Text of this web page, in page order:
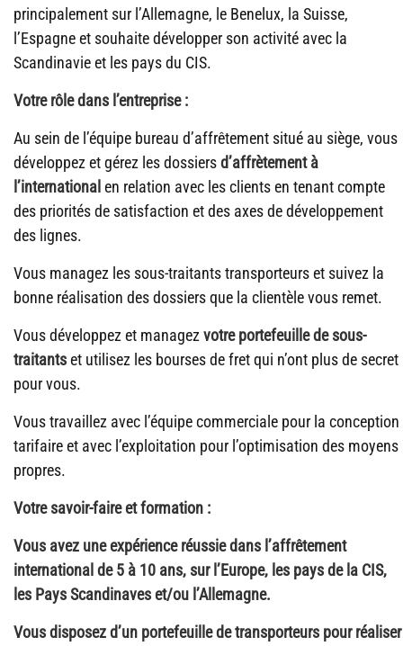
principalement sur l’Allemagne, le Benelux, la Suisse,
l’Espagne et souhaite développer son activité avec la
Scandinavie et les pays du CIS.
Votre rôle dans l’entreprise :
Au sein de l’équipe bureau d’affrêtement situé au siège, vous
développez et gérez les dossiersd’affrètement à
l’international en relation avec les clients en tenant compte
des priorités de satisfaction et des axes de développement
des lignes.
Vous managez les sous-traitants transporteurs et suivez la
bonne réalisation des dossiers que la clientèle vous remet.
Vous développez et managez votre portefeuille de sous-
traitantset utilisez les bourses de fret qui n’ont plus de secret
pour vous.
Vous travaillez avec l’équipe commerciale pour la conception
tarifaire et avec l’exploitation pour l’optimisation des moyens
propres.
Votre savoir-faire et formation :
Vous avez une expérience réussie dans l’affrêtement
international de 5 à 10 ans, sur l’Europe, les pays de la CIS,
les Pays Scandinaves et/ou l’Allemagne.
Vous disposez d’un portefeuille de transporteurs pour réaliser